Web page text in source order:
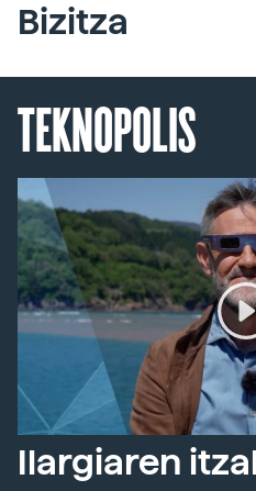
Bizitza
TEKNOPOLIS
Ilargiaren